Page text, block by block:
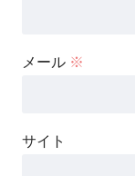
メール ※
サイト